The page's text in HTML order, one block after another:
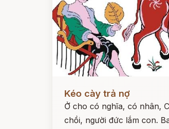
Kéo cày trả nợ
Ở cho có nghĩa, có nhân,
chồi, người đức lắm con.